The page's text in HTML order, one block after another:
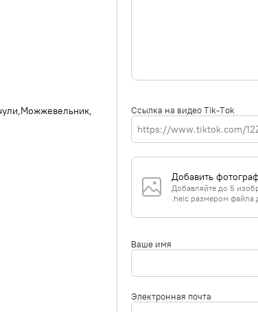
Можжевельник
Ссылка на видео Tik-Tok
Добавить
Добавляйте до 5
.heic размером файла
Ваше имя
Электронная почта